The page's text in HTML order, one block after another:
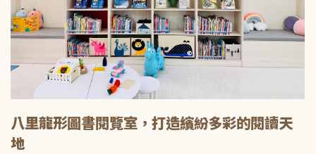
八里龍形圖書閱覽室，打造繽紛多彩的閱讀天
地